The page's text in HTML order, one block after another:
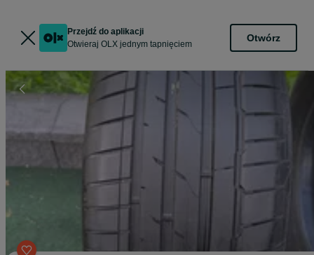
Przejdź do aplikacji
Otwieraj OLX jednym tapnięciem
Otwórz